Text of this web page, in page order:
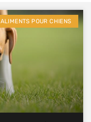
ALIMENTS POUR CHIENS